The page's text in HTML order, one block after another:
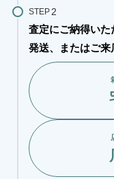
STEP
査定にご納得いた
発送、またはご来